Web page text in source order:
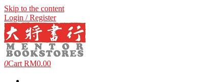
Skip to the content
Login / Register
0Cart RM0.00